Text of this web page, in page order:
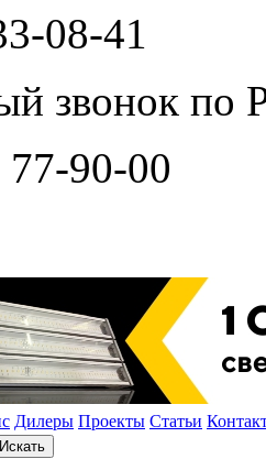
08-41
звонок по
90-00
Дилеры Проекты Статьи